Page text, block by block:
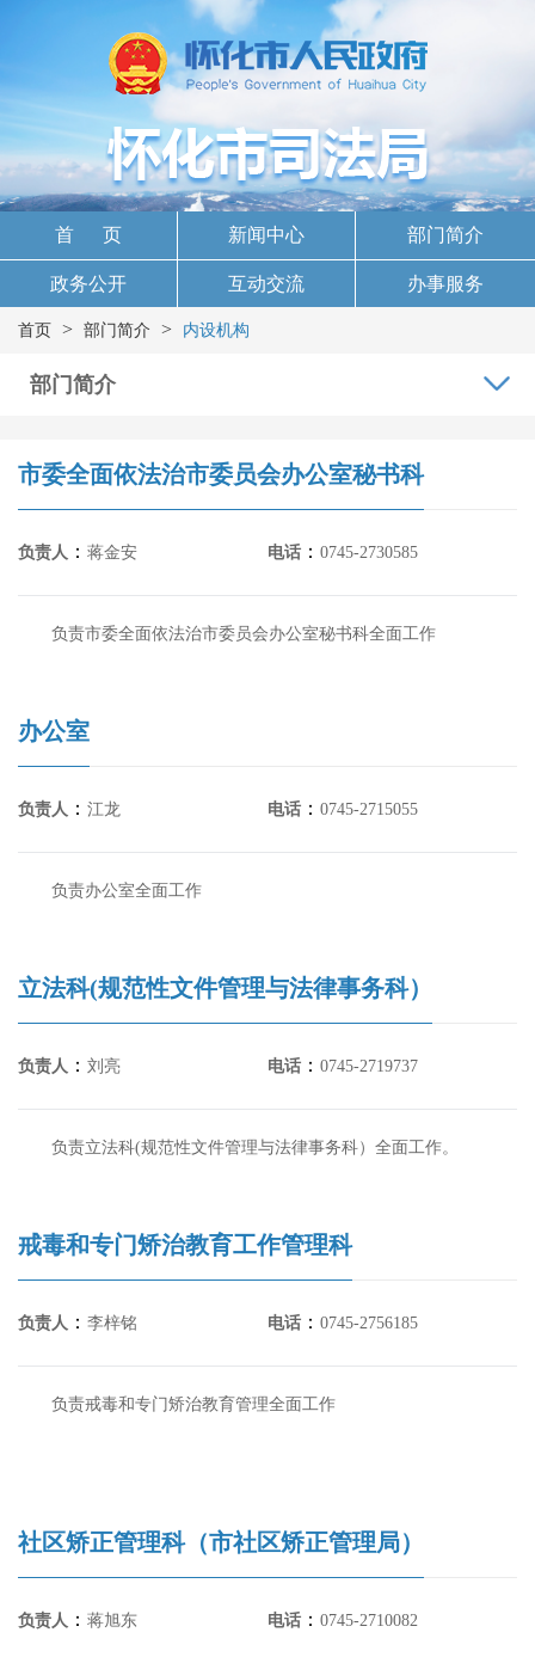
首 页 新闻中心 部门简介
政务公开 互动交流 办事服务
首页 > 部门简介 > 内设机构
部门简介
市委全面依法治市委员会办公室秘书科
负责人 ： 蒋金安 电话 ： 0745-2730585
负责市委全面依法治市委员会办公室秘书科全面工作
办公室
负责人 ： 江龙 电话 ： 0745-2715055
负责办公室全面工作
立法科(规范性文件管理与法律事务科）
负责人 ： 刘亮 电话 ： 0745-2719737
负责立法科(规范性文件管理与法律事务科）全面工作。
戒毒和专门矫治教育工作管理科
负责人 ： 李梓铭 电话 ： 0745-2756185
负责戒毒和专门矫治教育管理全面工作
社区矫正管理科（市社区矫正管理局）
负责人 ： 蒋旭东 电话 ： 0745-2710082